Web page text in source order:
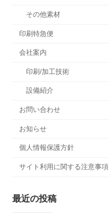
その他素材
印刷特急便
会社案内
印刷/加工技術
設備紹介
お問い合わせ
お知らせ
個人情報保護方針
サイト利用に関する注意事項
最近の投稿